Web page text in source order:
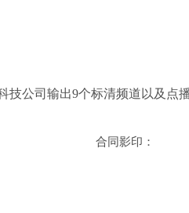
公司输出9个标清频道以及点
合同影印：